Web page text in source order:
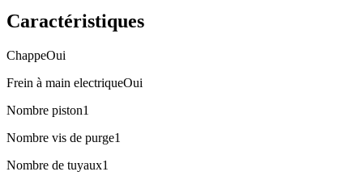
Caractéristiques
ChappeOui
Frein à main electriqueOui
Nombre piston1
Nombre vis de purge1
Nombre de tuyaux1